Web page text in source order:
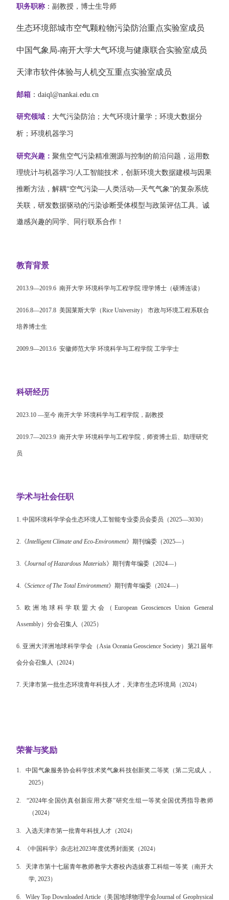
职务职称：副教授， 博士生导师
生态环境部城市空气颗粒物污染防治重点实验室成员
中国气象局-南开大学大气环境与健康联合实验室成员
天津市软件体验与人机交互重点实验室成员
邮箱： daiql@nankai.edu.cn
研究领域： 大气污染防治；大气环境计量学；环境大数据分
析；环境机器学习
研究兴趣： 聚焦空气污染精准溯源与控制的前沿问题，运用数
理统计与机器学习 /人工智能技术，创新环境大数据建模与因果
推断方法，解耦“空气污染—人类活动—天气气象”的复杂系统
关联，研发数据驱动的污染诊断受体模型与政策评估工具。诚
邀感兴趣的同学、同行联系合作！
教育背景
2013.9—2019.6 南开大学 环境科学与工程学院 理学博士（硕博连读）
2016.8—2017.8 美国莱斯大学（Rice University） 市政与环境工程系联合
培养博士生
2009.9—2013.6 安徽师范大学 环境科学与工程学院 工学学士
科研经历
2023.10 —至今 南开大学 环境科学与工程学院， 副教授
2019.7—2023.9 南开大学 环境科学与工程学院， 师资博士后、助理研究
员
学术与社会任职
1. 中国环境科学学会生态环境人工智能专业委员会委员（2025—3030）
2. 《Intelligent Climate and Eco-Environment》期刊编委（2025—）
3. 《Journal of Hazardous Materials》期刊青年编委（2024—）
4. 《Science of The Total Environment》期刊青年编委（2024—）
5. 欧洲地球科学联盟大会（European Geosciences Union General
Assembly）分会召集人（2025）
6. 亚洲大洋洲地球科学学会（Asia Oceania Geoscience Society）第21 届年
会分会召集人 （2024）
7. 天津市第一批生态环境青年科技人才，天津市生态环境局 （2024）
荣誉与奖励
1.中国气象服务协会科学技术奖气象科技创新奖二等奖（第二完成人，
2025）
2. “2024年全国仿真创新应用大赛”研究生组一等奖全国优秀指导教师
（2024）
3. 入选天津市第一批青年科技人才（2024）
4. 《中国科学》杂志社2023年度优秀封面奖（2024）
5. 天津市第十七届青年教师教学大赛校内选拔赛工科组一等奖（南开大
学, 2023）
6. Wiley Top Downloaded Article（美国地球物理学会Journal of Geophysical